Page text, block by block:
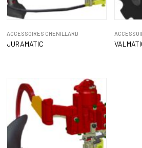
ACCESSOIRES CHENILLARD
JURAMATIC